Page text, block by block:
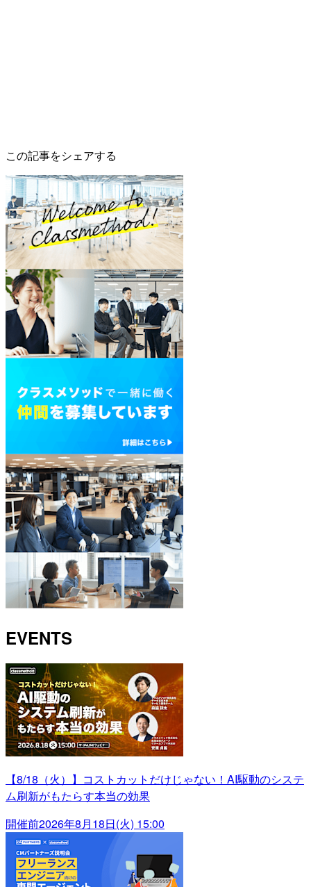
この記事をシェアする
EVENTS
【8/18（火）】コストカットだけじゃない！AI駆動のシステ
ム刷新がもたらす本当の効果
開催前2026年8月18日(火) 15:00